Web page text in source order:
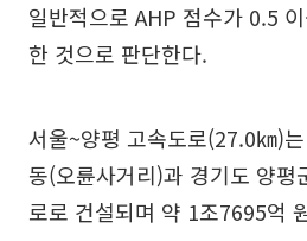
일반적으로 AHP 점수가 0.5
한 것으로 판단한다.
서울~양평 고속도로(27.0㎞)
동(오륜사거리)과 경기도 양평
로로 건설되며 약 1조7695억